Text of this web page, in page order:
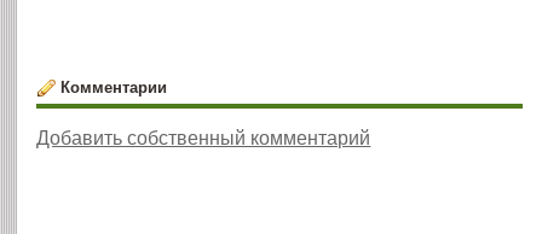
Комментарии
Добавить собственный комментарий